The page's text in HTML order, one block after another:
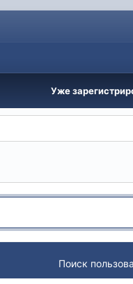
Уже
Поиск